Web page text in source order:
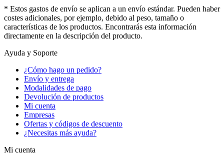
* Estos gastos de envío se aplican a un envío estándar. Pueden haber
costes adicionales, por ejemplo, debido al peso, tamaño o
características de los productos. Encontrarás esta información
directamente en la descripción del producto.
Ayuda y Soporte
¿Cómo hago un pedido?
Envío y entrega
Modalidades de pago
Devolución de productos
Mi cuenta
Empresas
Ofertas y códigos de descuento
¿Necesitas más ayuda?
Mi cuenta